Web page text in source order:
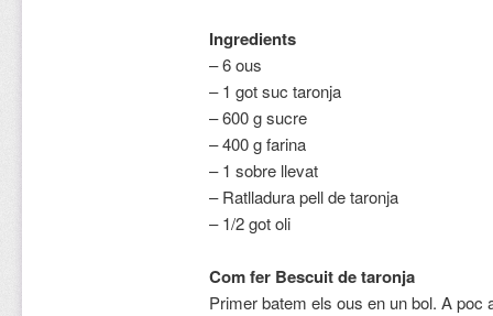
Ingredients
– 6 ous
– 1 got suc taronja
– 600 g sucre
– 400 g farina
– 1 sobre llevat
– Ratlladura pell de taronja
– 1/2 got oli
Com fer Bescuit de taronja
Primer batem els ous en un bol. A poc